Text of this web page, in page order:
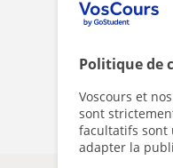
Politique de
Voscours et
sont
facultatifs sont
adapter la